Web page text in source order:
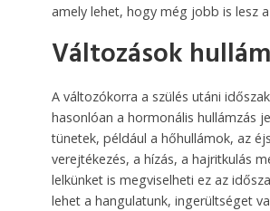
amely lehet, hogy még jobb is lesz
Változások
A változókorra a szülés utáni
hasonlóan a hormonális hullámzás
tünetek, például a hőhullámok, az
verejtékezés, a hízás, a hajritkulás
lelkünket is megviselheti ez az
lehet a hangulatunk, ingerültséget